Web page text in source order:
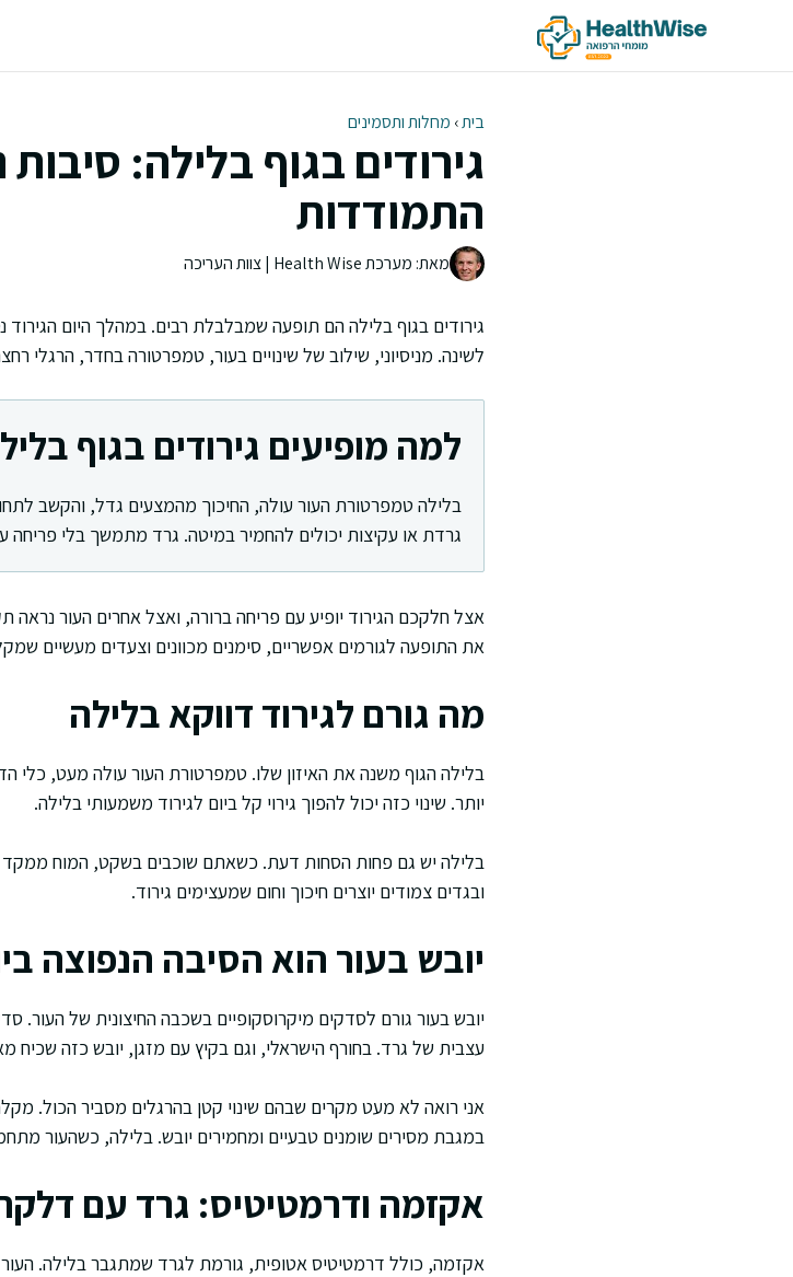
בית› מחלות ותסמינים
גירודים בגוף בלילה: סיבות
התמודדות
מאת: מערכת Health Wise | צוות העריכה
גירודים בגוף בלילה הם תופעה שמבלבלת רבים. במהלך היום
לשינה. מניסיוני, שילוב של שינויים בעור, טמפרטורה בחדר, הרגלי
למה מופיעים גירודים בגוף
בלילה טמפרטורת העור עולה, החיכוך מהמצעים גדל, והקשב
גרדת או עקיצות יכולים להחמיר במיטה. גרד מתמשך בלי פריחה
אצל חלקכם הגירוד יופיע עם פריחה ברורה, ואצל אחרים העור נראה
את התופעה לגורמים אפשריים, סימנים מכוונים וצעדים מעשיים
מה גורם לגירוד דווקא בלילה
בלילה הגוף משנה את האיזון שלו. טמפרטורת העור עולה מעט, כלי
יותר. שינוי כזה יכול להפוך גירוי קל ביום לגירוד משמעותי בלילה.
בלילה יש גם פחות הסחות דעת. כשאתם שוכבים בשקט, המוח ממקד
ובגדים צמודים יוצרים חיכוך וחום שמעצימים גירוד.
יובש בעור הוא הסיבה הנפוצה
יובש בעור גורם לסדקים מיקרוסקופיים בשכבה החיצונית של העור.
עצבית של גרד. בחורף הישראלי, וגם בקיץ עם מזגן, יובש כזה שכיח
אני רואה לא מעט מקרים שבהם שינוי קטן בהרגלים מסביר הכול.
במגבת מסירים שומנים טבעיים ומחמירים יובש. בלילה, כשהעור
אקזמה ודרמטיטיס: גרד עם
אקזמה, כולל דרמטיטיס אטופית, גורמת לגרד שמתגבר בלילה.